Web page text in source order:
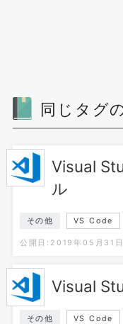
同じタグ
Visual
ル
その他 VS Code
公開日:2019年05月31日
Visual
その他 VS Code